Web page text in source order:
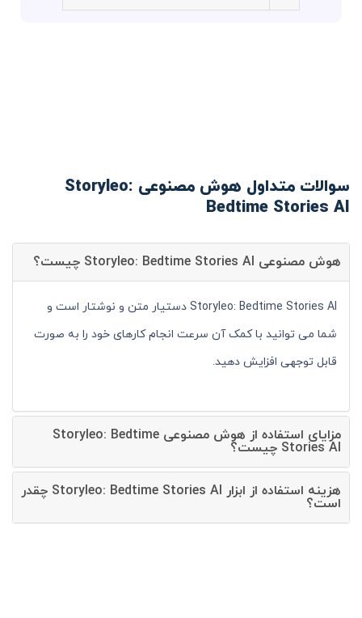
سوالات متداول هوش مصنوعی Storyleo:
Bedtime Stories AI
هوش مصنوعی Storyleo: Bedtime Stories AI چیست؟
Storyleo: Bedtime Stories AI دستیار متن و نوشتار است و
شما می توانید با کمک آن سرعت انجام کارهای خود را به صورت
قابل توجهی افزایش دهید.
مزایای استفاده از هوش مصنوعی Storyleo: Bedtime
Stories AI چیست؟
هزینه استفاده از ابزار Storyleo: Bedtime Stories AI چقدر
است؟